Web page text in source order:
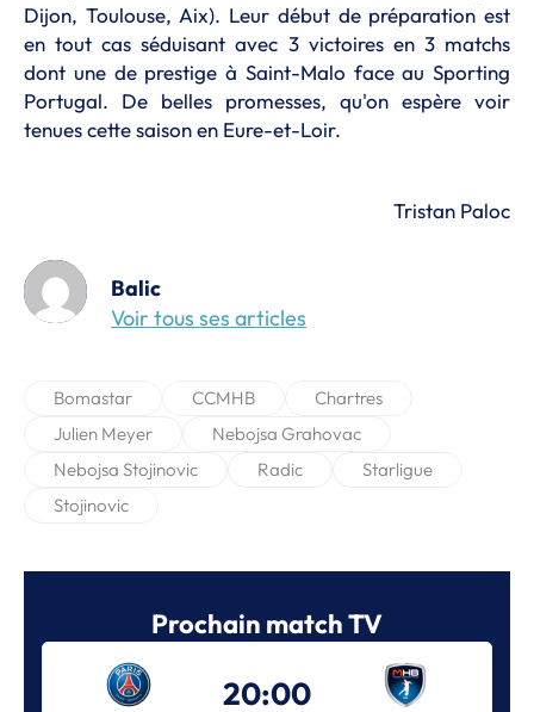
Dijon, Toulouse, Aix). Leur début de préparation est
en tout cas séduisant avec 3 victoires en 3 matchs
dont une de prestige à Saint-Malo face au Sporting
Portugal. De belles promesses, qu'on espère voir
tenues cette saison en Eure-et-Loir.
Tristan Paloc
Balic
Voir tous ses articles
Bomastar CCMHB
Chartres
Julien Meyer
Nebojsa Grahovac
Nebojsa Stojinovic
Radic
Starligue
Stojinovic
Prochain match TV
20:00